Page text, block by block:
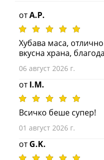
отA.P.
Хубава маса,
вкусна храна,
06 август 2026 г.
отI.M.
Всичко беше супер!
01 август 2026 г.
отG.K.